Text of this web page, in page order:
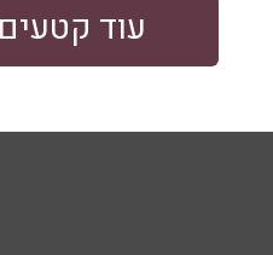
עוד קטעים